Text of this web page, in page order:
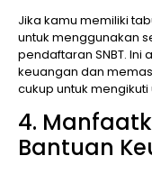
Jika kamu memiliki
untuk menggunakan
pendaftaran SNBT.
keuangan dan
cukup untuk mengikuti
4.
Bantuan